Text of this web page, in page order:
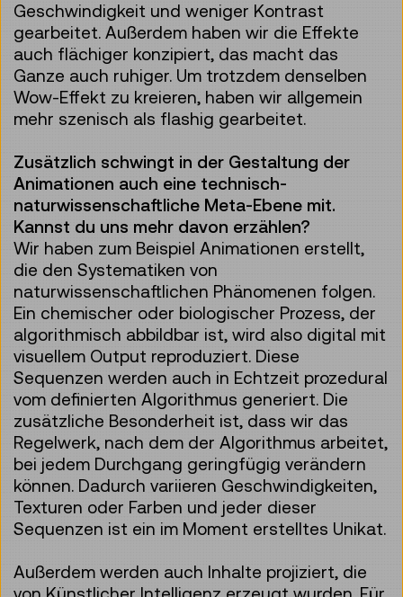
Geschwindigkeit und weniger Kontrast
gearbeitet. Außerdem haben wir die Effekte
auch flächiger konzipiert, das macht das
Ganze auch ruhiger. Um trotzdem denselben
Wow-Effekt zu kreieren, haben wir allgemein
mehr szenisch als flashig gearbeitet.
Zusätzlich schwingt in der Gestaltung der
Animationen auch eine technisch-
naturwissenschaftliche Meta-Ebene mit.
Kannst du uns mehr davon erzählen?
Wir haben zum Beispiel Animationen erstellt,
die den Systematiken von
naturwissenschaftlichen Phänomenen folgen.
Ein chemischer oder biologischer Prozess, der
algorithmisch abbildbar ist, wird also digital mit
visuellem Output reproduziert. Diese
Sequenzen werden auch in Echtzeit prozedural
vom definierten Algorithmus generiert. Die
zusätzliche Besonderheit ist, dass wir das
Regelwerk, nach dem der Algorithmus arbeitet,
bei jedem Durchgang geringfügig verändern
können. Dadurch variieren Geschwindigkeiten,
Texturen oder Farben und jeder dieser
Sequenzen ist ein im Moment erstelltes Unikat.
Außerdem werden auch Inhalte projiziert, die